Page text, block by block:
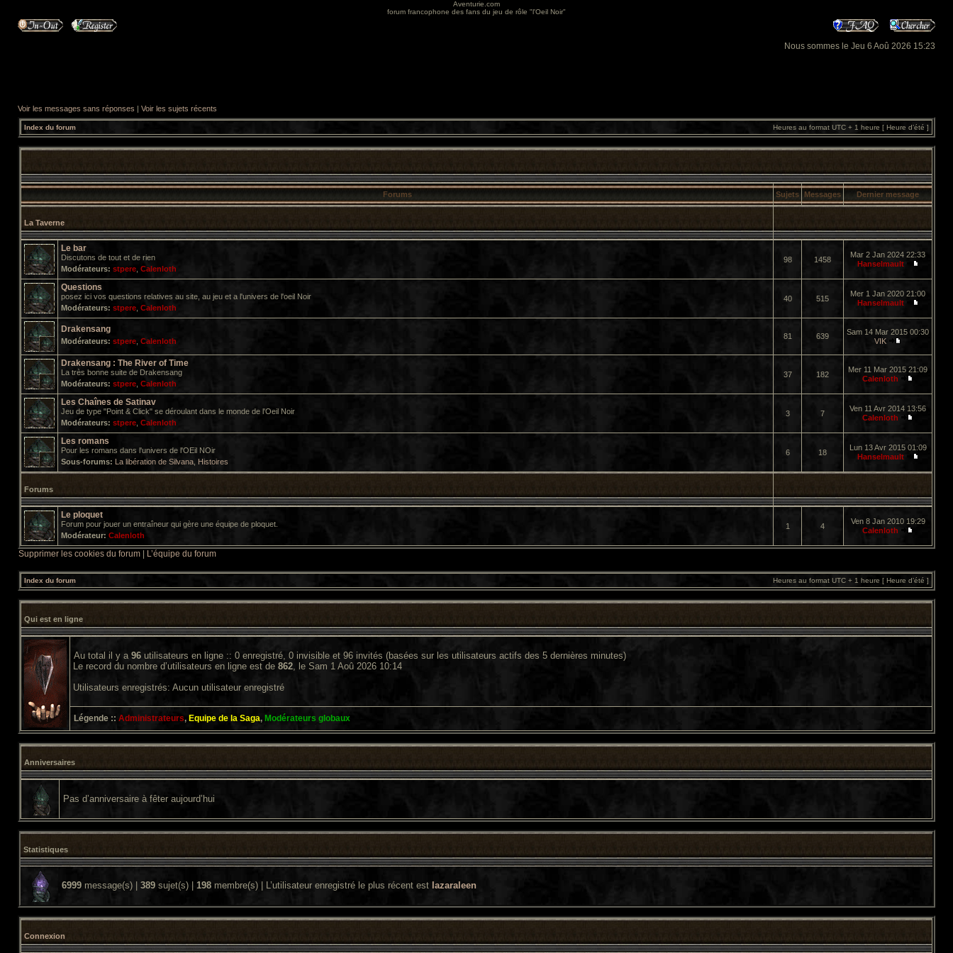
Aventurie.com
forum francophone des fans du jeu de rôle "l'Oeil Noir"
Nous sommes le Jeu 6 Aoû 2026 15:23
Voir les messages sans réponses | Voir les sujets récents
Index du forum Heures au format UTC + 1 heure [ Heure d’été ]
Forums Sujets Messages Dernier message
La Taverne
Le bar
Discutons de tout et de rien
Modérateurs: stpere Calenloth
98 1458
Mar 2 Jan 2024 22:33
Hanselmault
Questions
posez ici vos questions relatives au site, au jeu et a l'univers de l'oeil Noir
Modérateurs: stpere Calenloth
40 515
Mer 1 Jan 2020 21:00
Hanselmault
Drakensang
Modérateurs: stpere Calenloth
81 639
Sam 14 Mar 2015 00:30
VIK
Drakensang : The River of Time
La très bonne suite de Drakensang
Modérateurs: stpere Calenloth
37 182
Mer 11 Mar 2015 21:09
Calenloth
Les Chaînes de Satinav
Jeu de type "Point & Click" se déroulant dans le monde de l'Oeil Noir
Modérateurs: stpere Calenloth
3 7
Ven 11 Avr 2014 13:56
Calenloth
Les romans
Pour les romans dans l'univers de l'OEil NOir
Sous-forums: La libération de Silvana Histoires
6 18
Lun 13 Avr 2015 01:09
Hanselmault
Forums
Le ploquet
Forum pour jouer un entraîneur qui gère une équipe de ploquet.
Modérateur: Calenloth
1 4
Ven 8 Jan 2010 19:29
Calenloth
Supprimer les cookies du forum L’équipe du forum
Index du forum Heures au format UTC + 1 heure [ Heure d’été ]
Qui est en ligne
Au total il y a 96 utilisateurs en ligne :: 0 enregistré, 0 invisible et 96 invités (basées sur les utilisateurs actifs des 5 dernières minutes)
Le record du nombre d’utilisateurs en ligne est de 862, le Sam 1 Aoû 2026 10:14
Utilisateurs enregistrés: Aucun utilisateur enregistré
Légende :: Administrateurs, Equipe de la Saga, Modérateurs globaux
Anniversaires
Pas d’anniversaire à fêter aujourd’hui
Statistiques
6999 message(s) | 389 sujet(s) | 198 membre(s) | L’utilisateur enregistré le plus récent est lazaraleen
Connexion